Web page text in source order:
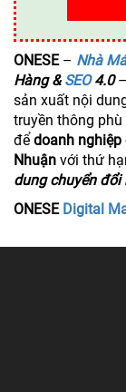
ONESE– Nhà
Hàng &SEO4.0–
sản xuất nội
truyền thông
để doanh nghiệp
Nhuận với thứ
dung chuyển đổi
ONESE Digital